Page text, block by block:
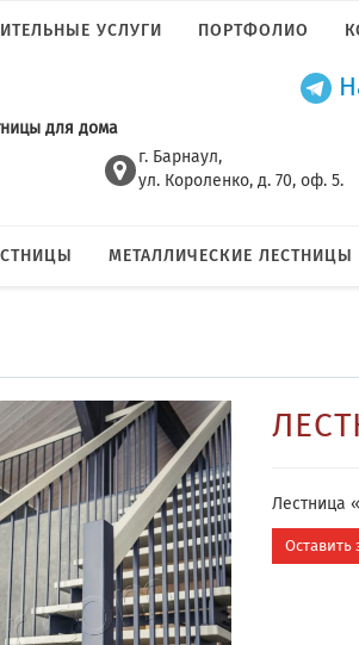
УСЛУГИ ПОРТФОЛИО
для дома
г. Барнаул,
ул. Короленко, д. 70, оф. 5.
МЕТАЛЛИЧЕСКИЕ ЛЕСТНИЦЫ
Лестница
Оставить